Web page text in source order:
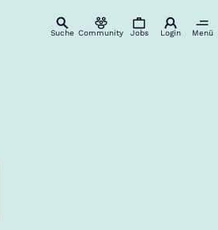
Suche Community Jobs Login Menü